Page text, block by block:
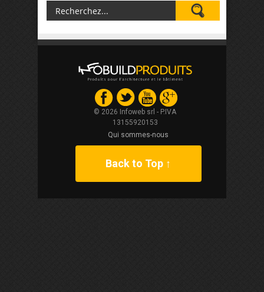
© 2026 Infoweb srl - P.IVA
13155920153
Qui sommes-nous
Back to Top ↑